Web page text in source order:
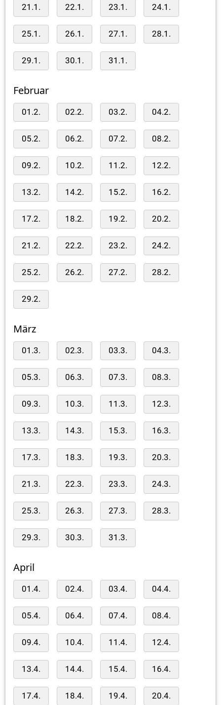
21.1. 22.1. 23.1. 24.1.
25.1. 26.1. 27.1. 28.1.
29.1. 30.1. 31.1.
Februar
01.2. 02.2. 03.2. 04.2.
05.2. 06.2. 07.2. 08.2.
09.2. 10.2. 11.2. 12.2.
13.2. 14.2. 15.2. 16.2.
17.2. 18.2. 19.2. 20.2.
21.2. 22.2. 23.2. 24.2.
25.2. 26.2. 27.2. 28.2.
29.2.
März
01.3. 02.3. 03.3. 04.3.
05.3. 06.3. 07.3. 08.3.
09.3. 10.3. 11.3. 12.3.
13.3. 14.3. 15.3. 16.3.
17.3. 18.3. 19.3. 20.3.
21.3. 22.3. 23.3. 24.3.
25.3. 26.3. 27.3. 28.3.
29.3. 30.3. 31.3.
April
01.4. 02.4. 03.4. 04.4.
05.4. 06.4. 07.4. 08.4.
09.4. 10.4. 11.4. 12.4.
13.4. 14.4. 15.4. 16.4.
17.4. 18.4. 19.4. 20.4.